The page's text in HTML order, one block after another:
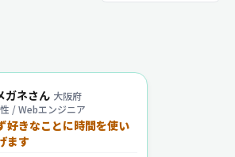
ガネさん 大阪府
/ Webエンジニア
好きなことに時間を使い
ます